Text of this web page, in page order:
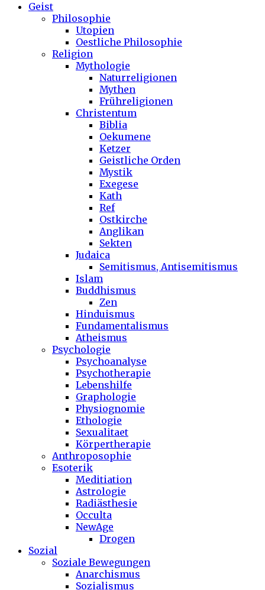
Geist
Philosophie
Utopien
Oestliche Philosophie
Religion
Mythologie
Naturreligionen
Mythen
Frühreligionen
Christentum
Biblia
Oekumene
Ketzer
Geistliche Orden
Mystik
Exegese
Kath
Ref
Ostkirche
Anglikan
Sekten
Judaica
Semitismus, Antisemitismus
Islam
Buddhismus
Zen
Hinduismus
Fundamentalismus
Atheismus
Psychologie
Psychoanalyse
Psychotherapie
Lebenshilfe
Graphologie
Physiognomie
Ethologie
Sexualitaet
Körpertherapie
Anthroposophie
Esoterik
Meditiation
Astrologie
Radiästhesie
Occulta
NewAge
Drogen
Sozial
Soziale Bewegungen
Anarchismus
Sozialismus